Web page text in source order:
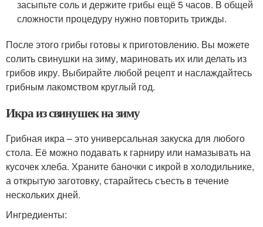
засыпьте соль и держите грибы ещё 5 часов. В общей
сложности процедуру нужно повторить трижды.
После этого грибы готовы к приготовлению. Вы можете
солить свинушки на зиму, мариновать их или делать из
грибов икру. Выбирайте любой рецепт и наслаждайтесь
грибным лакомством круглый год.
Икра из свинушек на зиму
Грибная икра – это универсальная закуска для любого
стола. Её можно подавать к гарниру или намазывать на
кусочек хлеба. Храните баночки с икрой в холодильнике,
а открытую заготовку, старайтесь съесть в течение
нескольких дней.
Ингредиенты: